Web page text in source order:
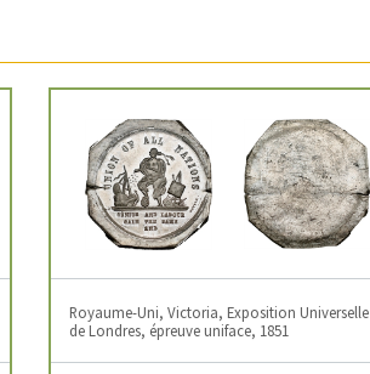
Royaume-Uni, Victoria, Exposition Universelle
de Londres, épreuve uniface, 1851